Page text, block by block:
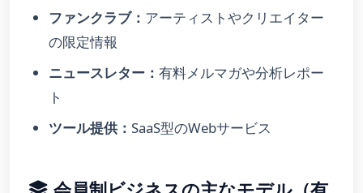
ファンクラブ： アーティストやクリエイター
の限定情報
ニュースレター： 有料メルマガや分析レポー
ト
ツール提供： SaaS型のWebサービス